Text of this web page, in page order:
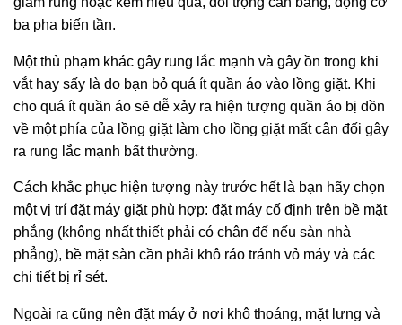
ba pha biến tần.
Một thủ phạm khác gây rung lắc mạnh và gây ồn trong khi
vắt hay sấy là do bạn bỏ quá ít quần áo vào lồng giặt. Khi
cho quá ít quần áo sẽ dễ xảy ra hiện tượng quần áo bị dồn
về một phía của lồng giặt làm cho lồng giặt mất cân đối gây
ra rung lắc mạnh bất thường.
Cách khắc phục hiện tượng này trước hết là bạn hãy chọn
một vị trí đặt máy giặt phù hợp: đặt máy cố định trên bề mặt
phẳng (không nhất thiết phải có chân đế nếu sàn nhà
phẳng), bề mặt sàn cần phải khô ráo tránh vỏ máy và các
chi tiết bị rỉ sét.
Ngoài ra cũng nên đặt máy ở nơi khô thoáng, mặt lưng và